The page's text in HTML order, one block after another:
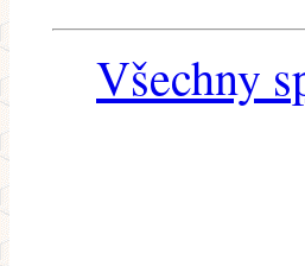
Všechny